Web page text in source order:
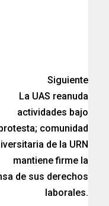
Siguiente
La UAS reanuda
actividades bajo
comunidad
de la URN
mantiene firme la
de sus derechos
laborales.